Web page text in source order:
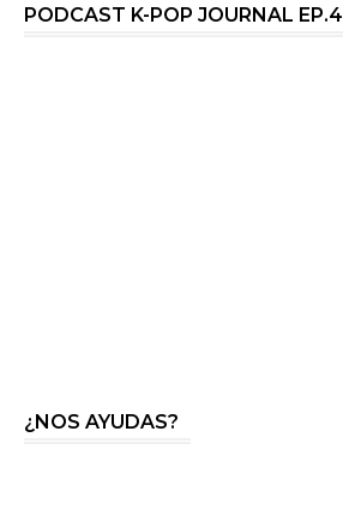
PODCAST K-POP JOURNAL EP.4
¿NOS AYUDAS?